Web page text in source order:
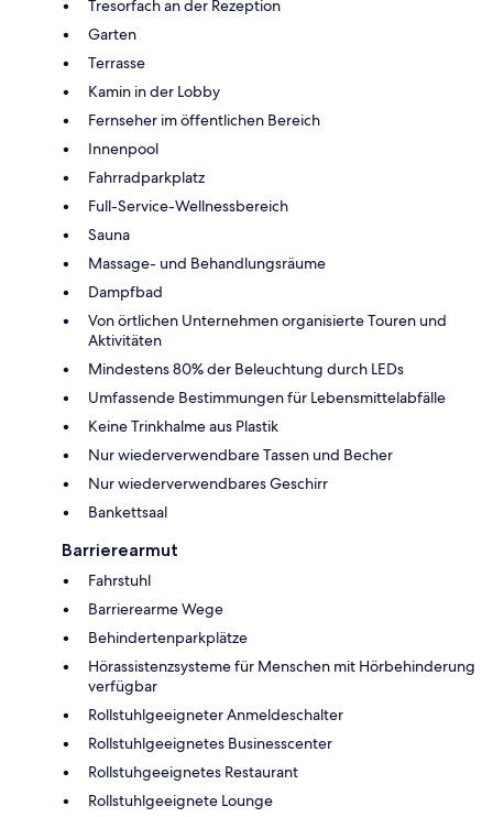
Tresorfach an der Rezeption
Garten
Terrasse
Kamin in der Lobby
Fernseher im öffentlichen Bereich
Innenpool
Fahrradparkplatz
Full-Service-Wellnessbereich
Sauna
Massage- und Behandlungsräume
Dampfbad
Von örtlichen Unternehmen organisierte Touren und
Aktivitäten
Mindestens 80% der Beleuchtung durch LEDs
Umfassende Bestimmungen für Lebensmittelabfälle
Keine Trinkhalme aus Plastik
Nur wiederverwendbare Tassen und Becher
Nur wiederverwendbares Geschirr
Bankettsaal
Barrierearmut
Fahrstuhl
Barrierearme Wege
Behindertenparkplätze
Hörassistenzsysteme für Menschen mit Hörbehinderung
verfügbar
Rollstuhlgeeigneter Anmeldeschalter
Rollstuhlgeeignetes Businesscenter
Rollstuhgeeignetes Restaurant
Rollstuhlgeeignete Lounge